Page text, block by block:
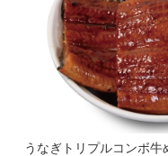
うなぎトリプルコンボ牛